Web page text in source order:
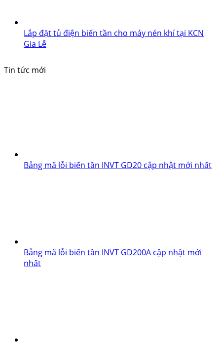
Lắp đặt tủ điện biến tần cho máy nén khí tại KCN
Gia Lễ
Tin tức mới
Bảng mã lỗi biến tần INVT GD20 cập nhật mới nhất
Bảng mã lỗi biến tần INVT GD200A cập nhật mới
nhất